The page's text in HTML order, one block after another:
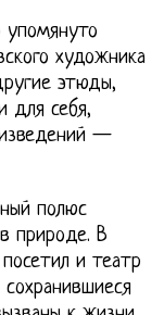
художника
этюды,
для себя,
—
полюс
природе. В
и театр